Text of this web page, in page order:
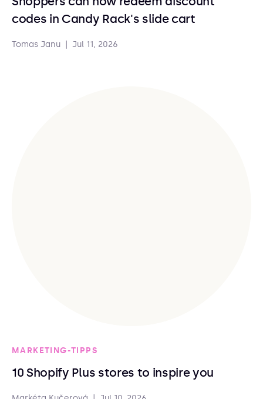
codes in Candy Rack's slide cart
Tomas Janu Jul 11, 2026
MARKETING-TIPPS
10 Shopify Plus stores to inspire you